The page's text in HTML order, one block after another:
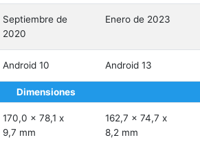
Septiembre de
2020
Enero de 2023
Android 10 Android 13
Dimensiones
170,0 x 78,1 x
9,7 mm
162,7 x 74,7 x
8,2 mm